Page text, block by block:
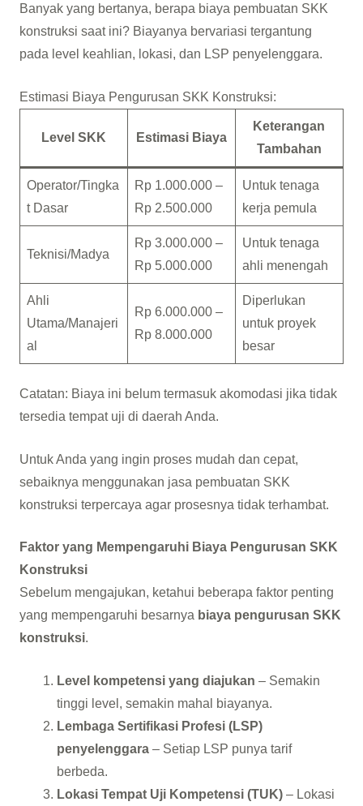
Banyak yang bertanya, berapa biaya pembuatan SKK
konstruksi saat ini? Biayanya bervariasi tergantung
pada level keahlian, lokasi, dan LSP penyelenggara.
Estimasi Biaya Pengurusan SKK Konstruksi:
Level SKK Estimasi Biaya
Keterangan
Tambahan
Operator/Tingka
t Dasar
Rp 1.000.000 –
Rp 2.500.000
Untuk tenaga
kerja pemula
Teknisi/Madya
Rp 3.000.000 –
Rp 5.000.000
Untuk tenaga
ahli menengah
Ahli
Utama/Manajeri
al
Rp 6.000.000 –
Rp 8.000.000
Diperlukan
untuk proyek
besar
Catatan: Biaya ini belum termasuk akomodasi jika tidak
tersedia tempat uji di daerah Anda.
Untuk Anda yang ingin proses mudah dan cepat,
sebaiknya menggunakan jasa pembuatan SKK
konstruksi terpercaya agar prosesnya tidak terhambat.
Faktor yang Mempengaruhi Biaya Pengurusan SKK
Konstruksi
Sebelum mengajukan, ketahui beberapa faktor penting
yang mempengaruhi besarnya biaya pengurusan SKK
konstruksi.
Level kompetensi yang diajukan – Semakin
tinggi level, semakin mahal biayanya.
Lembaga Sertifikasi Profesi (LSP)
penyelenggara – Setiap LSP punya tarif
berbeda.
Lokasi Tempat Uji Kompetensi (TUK) – Lokasi